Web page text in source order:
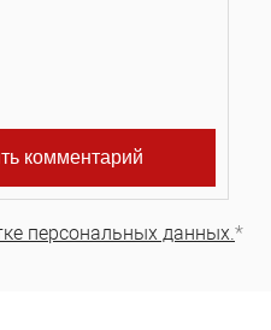
персональных данных.*